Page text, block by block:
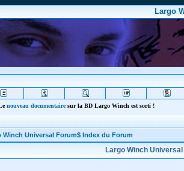
Largo
nouveau documentairesur la BD Largo Winch est sorti !
Winch Universal Forum$ Index du Forum
Largo Winch